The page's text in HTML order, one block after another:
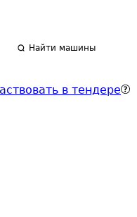
Найти машины
в тендере